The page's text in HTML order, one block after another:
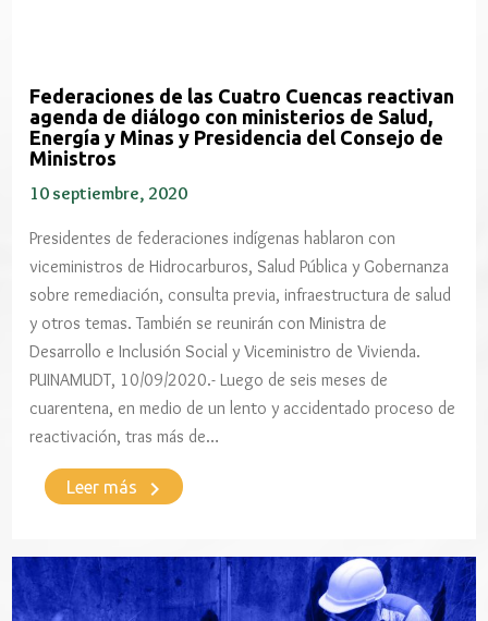
Federaciones de las Cuatro Cuencas reactivan
agenda de diálogo con ministerios de Salud,
Energía y Minas y Presidencia del Consejo de
Ministros
10 septiembre, 2020
Presidentes de federaciones indígenas hablaron con
viceministros de Hidrocarburos, Salud Pública y Gobernanza
sobre remediación, consulta previa, infraestructura de salud
y otros temas. También se reunirán con Ministra de
Desarrollo e Inclusión Social y Viceministro de Vivienda.
PUINAMUDT, 10/09/2020.- Luego de seis meses de
cuarentena, en medio de un lento y accidentado proceso de
reactivación, tras más de…
Leer más keyboard_arrow_right